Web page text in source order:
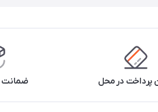
پرداخت در محل ضمانت